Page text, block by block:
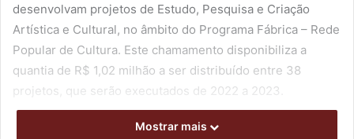
desenvolvam projetos de Estudo, Pesquisa e Criação
Artística e Cultural, no âmbito do Programa Fábrica – Rede
Popular de Cultura. Este chamamento disponibiliza a
quantia de R$ 1,02 milhão a ser distribuído entre 38
projetos, que serão executados de 2022 a 2023.
As bolsas serão concedidas a projetos nas linhas
Mostrar mais